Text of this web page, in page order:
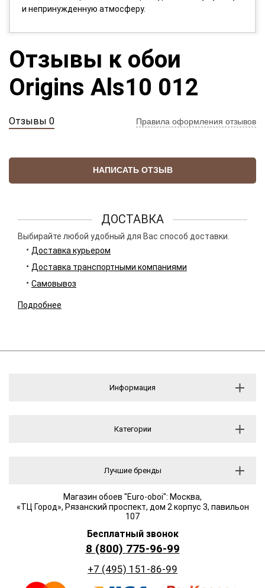
и непринужденную атмосферу.
Отзывы к обои
Origins Als10 012
Отзывы 0 Правила оформления отзывов
НАПИСАТЬ ОТЗЫВ
ДОСТАВКА
Выбирайте любой удобный для Вас способ доставки.
Доставка курьером
Доставка транспортными компаниями
Самовывоз
Подробнее
Информация
Категории
Лучшие бренды
Магазин обоев "Euro-oboi": Москва,
«ТЦ Город», Рязанский проспект, дом 2 корпус 3, павильон
107
Бесплатный звонок
8 (800) 775-96-99
+7 (495) 151-86-99